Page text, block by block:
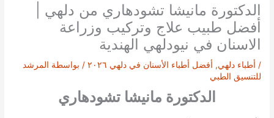
الدكتورة مانيشا تشودهاري من دلهي |
أفضل طبيب علاج وتركيب وزراعة
الاسنان في نيودلهي الهندية
/ أطباء دلهي, أفضل أطباء الأسنان في دلهي ٢٠٢٦ / بواسطة المرشد
للتنسيق الطبي
الدكتورة مانيشا تشودهاري